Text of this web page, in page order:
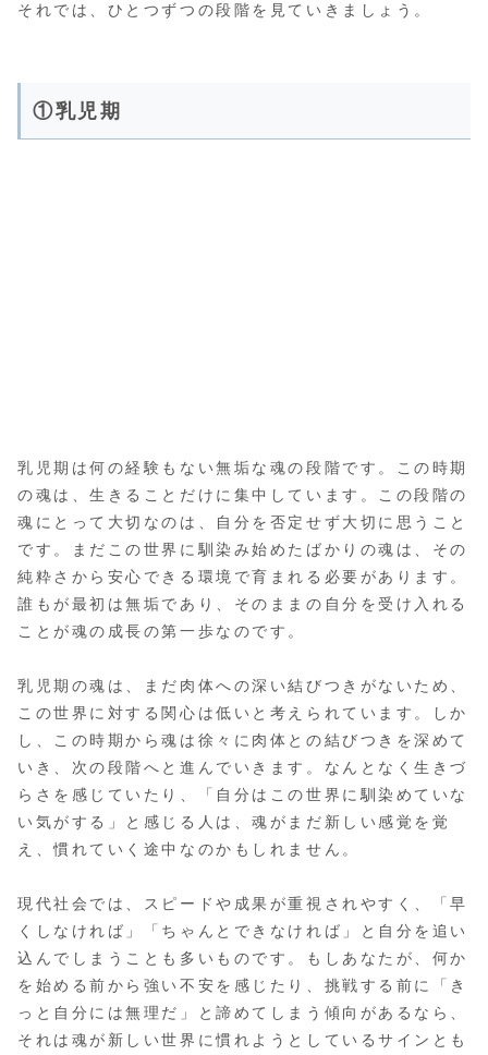
それでは、ひとつずつの段階を見ていきましょう。
①乳児期
乳児期は何の経験もない無垢な魂の段階です。この時期
の魂は、生きることだけに集中しています。この段階の
魂にとって大切なのは、自分を否定せず大切に思うこと
です。まだこの世界に馴染み始めたばかりの魂は、その
純粋さから安心できる環境で育まれる必要があります。
誰もが最初は無垢であり、そのままの自分を受け入れる
ことが魂の成長の第一歩なのです。
乳児期の魂は、まだ肉体への深い結びつきがないため、
この世界に対する関心は低いと考えられています。しか
し、この時期から魂は徐々に肉体との結びつきを深めて
いき、次の段階へと進んでいきます。なんとなく生きづ
らさを感じていたり、「自分はこの世界に馴染めていな
い気がする」と感じる人は、魂がまだ新しい感覚を覚
え、慣れていく途中なのかもしれません。
現代社会では、スピードや成果が重視されやすく、「早
くしなければ」「ちゃんとできなければ」と自分を追い
込んでしまうことも多いものです。もしあなたが、何か
を始める前から強い不安を感じたり、挑戦する前に「き
っと自分には無理だ」と諦めてしまう傾向があるなら、
それは魂が新しい世界に慣れようとしているサインとも